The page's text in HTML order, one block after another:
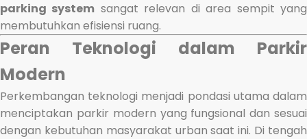
parking system sangat relevan di area sempit yang
membutuhkan efisiensi ruang.
Peran Teknologi dalam Parkir
Modern
Perkembangan teknologi menjadi pondasi utama dalam
menciptakan parkir modern yang fungsional dan sesuai
dengan kebutuhan masyarakat urban saat ini. Di tengah